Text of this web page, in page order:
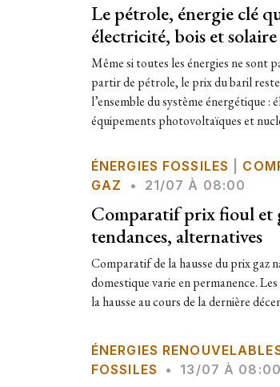
Le pétrole, énergie clé
électricité, bois et solaire
Même si toutes les énergies ne sont
partir de pétrole, le prix du baril
l’ensemble du système énergétique
équipements photovoltaïques et
ÉNERGIES FOSSILES
GAZ
• 21/07 À 08:00
Comparatif prix fioul et
tendances, alternatives
Comparatif de la hausse du prix gaz
domestique varie en permanence.
la hausse au cours de la dernière
ÉNERGIES
FOSSILES
• 13/07 À 08:00